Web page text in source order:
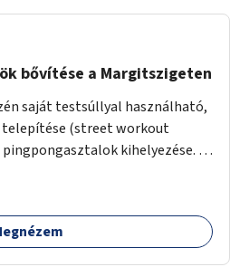
bővítése a Margitszigeten
saját testsúllyal használható,
(street workout
kihelyezése. A
lehetőség válna elérhetővé a
egyetlen asztal sem